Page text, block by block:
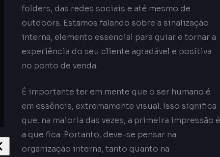
folders, das redes sociais e até mesmo de
outdoors. Estamos falando sobre a sinalização
interna, elemento essencial para guiar e tornar a
experiência do seu cliente agradável e positiva
no ponto de venda.
É importante ter em mente que o ser humano é
em essência, extremamente visual. Isso significa
que, na maioria das vezes, a primeira impressão é
a que fica. Portanto, deve-se pensar na
organização interna, tanto quanto na